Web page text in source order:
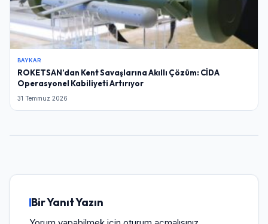
BAYKAR
ROKETSAN’dan Kent Savaşlarına Akıllı Çözüm: CİDA
Operasyonel Kabiliyeti Artırıyor
31 Temmuz 2026
Bir Yanıt Yazın